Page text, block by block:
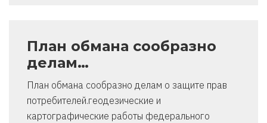
План обмана сообразно
делам…
План обмана сообразно делам о защите прав
потребителей.геодезические и
картографические работы федерального